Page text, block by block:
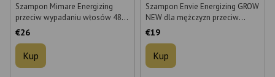
Szampon Mimare Energizing
przeciw wypadaniu włosów 480
ml
€26
Kup
Szampon Envie Energizing GROW
NEW dla mężczyzn przeciw
wypadaniu włosów 250 ml
€19
Kup